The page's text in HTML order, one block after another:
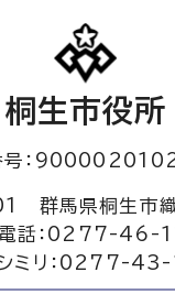
桐生市役所
号：
群馬県桐生市織
話：0277-46-
シミリ：0277-